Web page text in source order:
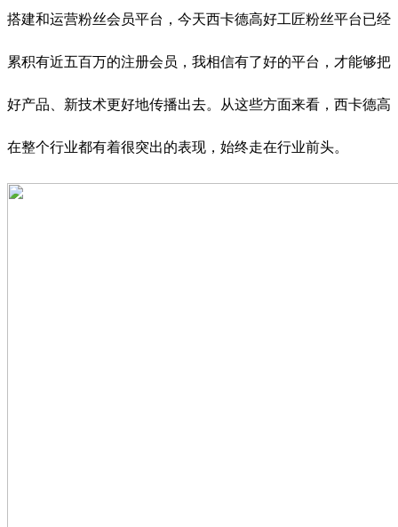
搭建和运营粉丝会员平台，今天西卡德高好工匠粉丝平台已经
累积有近五百万的注册会员，我相信有了好的平台，才能够把
好产品、新技术更好地传播出去。从这些方面来看，西卡德高
在整个行业都有着很突出的表现，始终走在行业前头。